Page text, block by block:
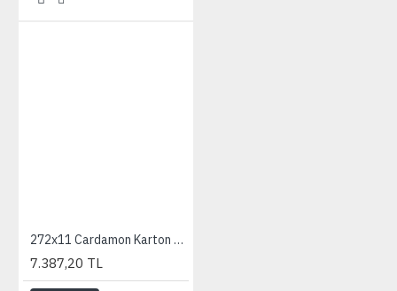
272x11 Cardamon Karton Fon
7.387,20 TL